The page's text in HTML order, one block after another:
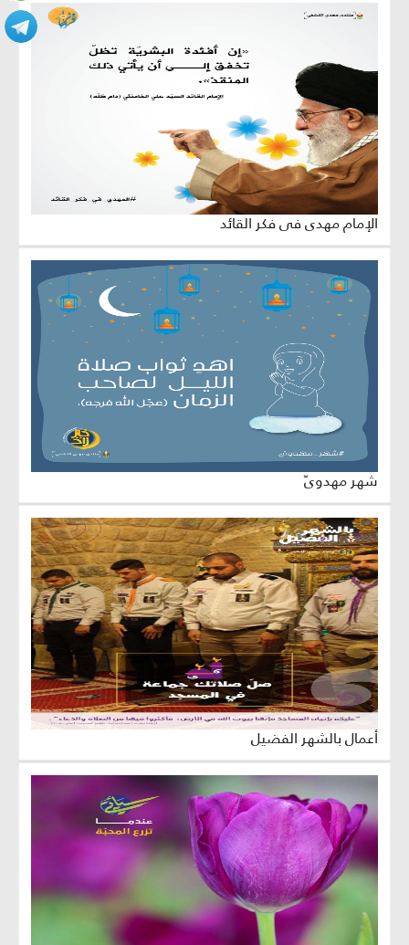
الإمام مهدي في فكر القائد
شهر مهدويّ
أعمال بالشهر الفضيل